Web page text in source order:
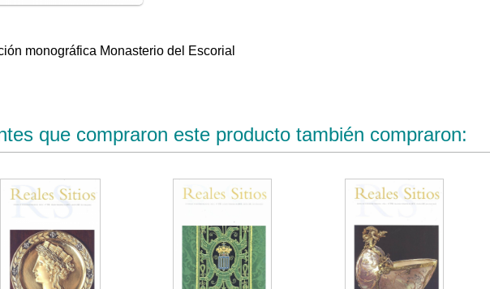
monográfica Monasterio del Escorial
que compraron este producto también compraron: